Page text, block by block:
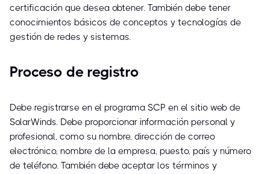
certificación que desea obtener. También debe tener
conocimientos básicos de conceptos y tecnologías de
gestión de redes y sistemas.
Proceso de registro
Debe registrarse en el programa SCP en el sitio web de
SolarWinds. Debe proporcionar información personal y
profesional, como su nombre, dirección de correo
electrónico, nombre de la empresa, puesto, país y número
de teléfono. También debe aceptar los términos y